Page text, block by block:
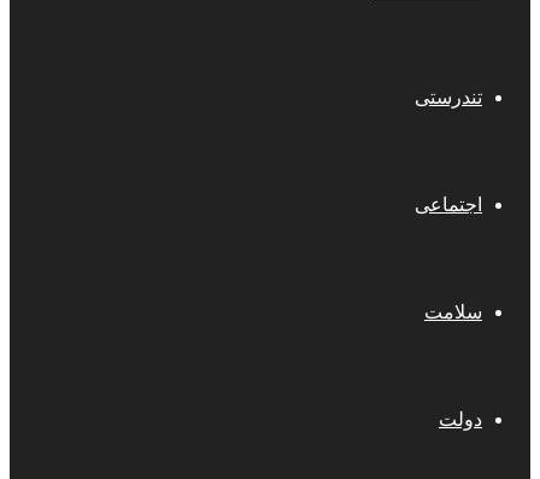
تندرستی
اجتماعی
سلامت
دولت